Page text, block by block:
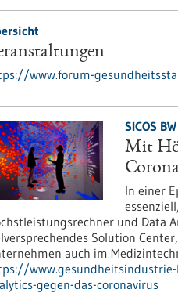
www.forum-
SICOS
Mit
In einer
und Data
Solution
auch im
gegen-das-coronavirus